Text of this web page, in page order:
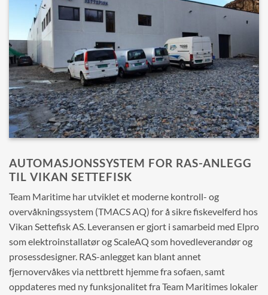
AUTOMASJONSSYSTEM FOR RAS-ANLEGG
TIL VIKAN SETTEFISK
Team Maritime har utviklet et moderne kontroll- og
overvåkningssystem (TMACS AQ) for å sikre fiskevelferd hos
Vikan Settefisk AS. Leveransen er gjort i samarbeid med Elpro
som elektroinstallatør og ScaleAQ som hovedleverandør og
prosessdesigner. RAS-anlegget kan blant annet
fjernovervåkes via nettbrett hjemme fra sofaen, samt
oppdateres med ny funksjonalitet fra Team Maritimes lokaler